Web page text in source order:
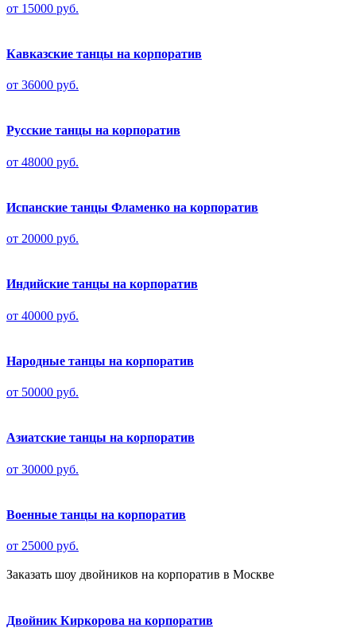
от 15000 руб.
Кавказские танцы на корпоратив
от 36000 руб.
Русские танцы на корпоратив
от 48000 руб.
Испанские танцы Фламенко на корпоратив
от 20000 руб.
Индийские танцы на корпоратив
от 40000 руб.
Народные танцы на корпоратив
от 50000 руб.
Азиатские танцы на корпоратив
от 30000 руб.
Военные танцы на корпоратив
от 25000 руб.
Заказать шоу двойников на корпоратив в Москве
Двойник Киркорова на корпоратив